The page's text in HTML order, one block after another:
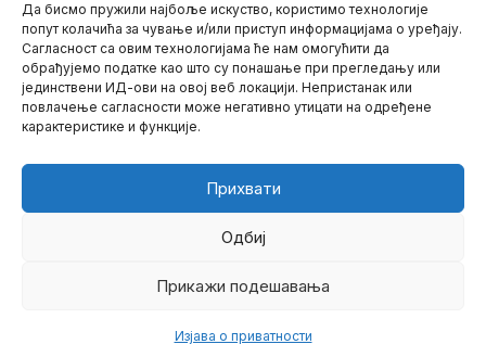
Да бисмо пружили најбоље искуство, користимо технологије
попут колачића за чување и/или приступ информацијама о уређају.
Сагласност са овим технологијама ће нам омогућити да
обрађујемо податке као што су понашање при прегледању или
јединствени ИД-ови на овој веб локацији. Непристанак или
повлачење сагласности може негативно утицати на одређене
карактеристике и функције.
Прихвати
Одбиј
Прикажи подешавања
Изјава о приватности
Mario zna Youtube
2026- Sva prava zadržana.
Teksasa pozvali na
referendum za
ocepljenje svoje
države od Sjedinjenih
Država
Republikanci američke
države Teksas pozvali su
sa svog upravo
Kancelar Olaf Šolc
poručio ukrajincima
koji su izbegli u
Nemačku da konačno
počnu da rade
Šolc pozvao je ukrajinske